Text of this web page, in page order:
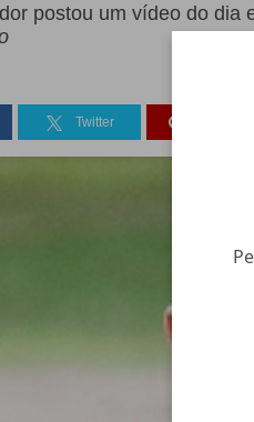
postou um vídeo do dia
Twitter
FALE